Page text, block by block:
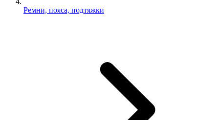
Ремни, пояса, подтяжки